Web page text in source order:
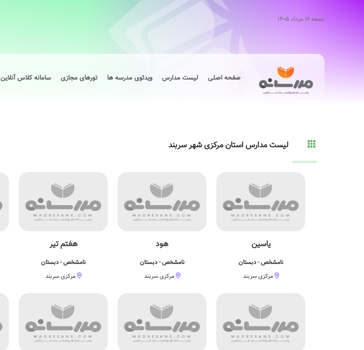
جمعه ۱۶ مرداد ۱۴۰۵
صفحه اصلی لیست مدارس ویدئوی مدرسه ها تورهای مجازی سامانه کلاس آنلاین
لیست مدارس استان مرکزی شهر سربند
یاسین
نامشخص - دبستان
مرکزی سربند
هود
نامشخص - دبستان
مرکزی سربند
هفتم تیر
نامشخص - دبستان
مرکزی سربند